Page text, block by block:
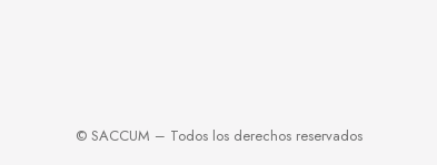
© SACCUM – Todos los derechos reservados